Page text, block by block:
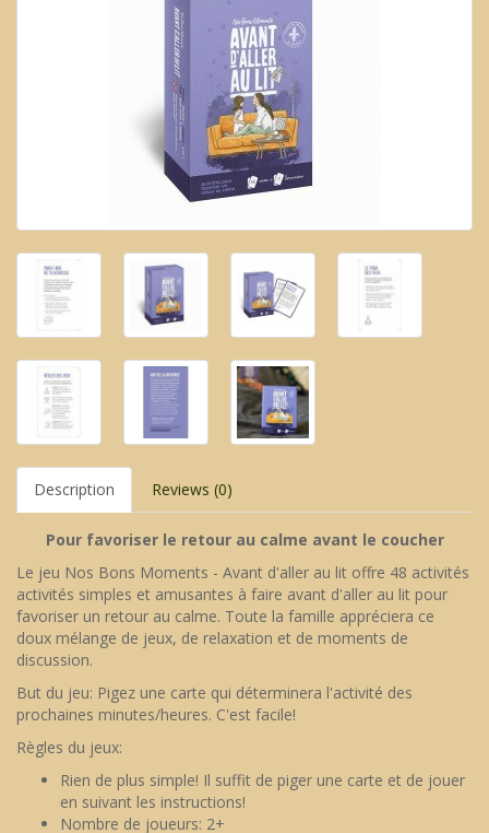
Description Reviews (0)
Pour favoriser le retour au calme avant le coucher
Le jeu Nos Bons Moments - Avant d'aller au lit offre 48 activités
activités simples et amusantes à faire avant d'aller au lit pour
favoriser un retour au calme. Toute la famille appréciera ce
doux mélange de jeux, de relaxation et de moments de
discussion.
But du jeu: Pigez une carte qui déterminera l'activité des
prochaines minutes/heures. C'est facile!
Règles du jeux:
Rien de plus simple! Il suffit de piger une carte et de jouer
en suivant les instructions!
Nombre de joueurs: 2+